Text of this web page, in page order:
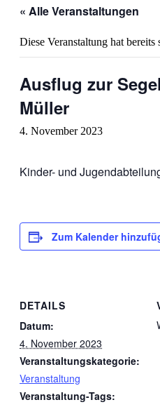
« Alle Veranstaltungen
Diese Veranstaltung hat bereits
Ausflug zur
Müller
4. November 2023
Kinder- und
Zum Kalender
DETAILS
Datum:
4. November 2023
Veranstaltungskategorie:
Veranstaltung
Veranstaltung-Tags: